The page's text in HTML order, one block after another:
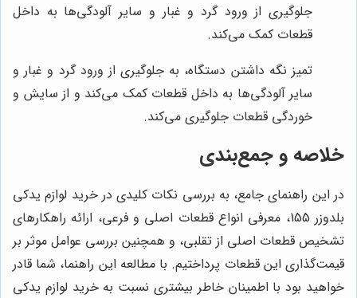
جلوگیری از ورود گرد و غبار و سایر آلودگی‌ها به داخل
قطعات کمک می‌کند.
تمیز نگه داشتن دستگاه، به جلوگیری از ورود گرد و غبار و
سایر آلودگی‌ها به داخل قطعات کمک می‌کند و از سایش و
خوردگی قطعات جلوگیری می‌کند.
خلاصه و جمع‌بندی
در این راهنمای جامع، به بررسی نکات کلیدی در خرید لوازم یدکی
بلدوزر 155، معرفی انواع قطعات اصلی و فرعی، ارائه راهکارهای
تشخیص قطعات اصلی از تقلبی، و همچنین بررسی عوامل موثر بر
قیمت‌گذاری این قطعات پرداختیم. با مطالعه این راهنما، شما قادر
خواهید بود با اطمینان خاطر بیشتری نسبت به خرید لوازم یدکی